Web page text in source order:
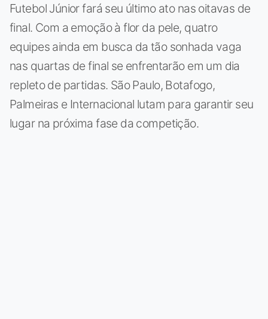
Futebol Júnior fará seu último ato nas oitavas de
final. Com a emoção à flor da pele, quatro
equipes ainda em busca da tão sonhada vaga
nas quartas de final se enfrentarão em um dia
repleto de partidas. São Paulo, Botafogo,
Palmeiras e Internacional lutam para garantir seu
lugar na próxima fase da competição.